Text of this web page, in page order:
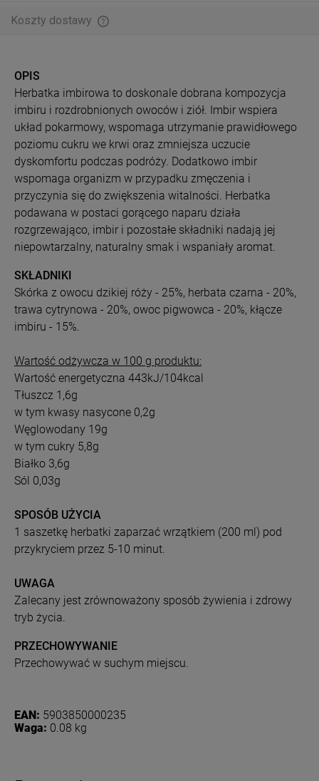
Koszty dostawy
OPIS
Herbatka imbirowa to doskonale dobrana kompozycja
imbiru i rozdrobnionych owoców i ziół. Imbir wspiera
układ pokarmowy, wspomaga utrzymanie prawidłowego
poziomu cukru we krwi oraz zmniejsza uczucie
dyskomfortu podczas podróży. Dodatkowo imbir
wspomaga organizm w przypadku zmęczenia i
przyczynia się do zwiększenia witalności. Herbatka
podawana w postaci gorącego naparu działa
rozgrzewająco, imbir i pozostałe składniki nadają jej
niepowtarzalny, naturalny smak i wspaniały aromat.
SKŁADNIKI
Skórka z owocu dzikiej róży - 25%, herbata czarna - 20%,
trawa cytrynowa - 20%, owoc pigwowca - 20%, kłącze
imbiru - 15%.
Wartość odżywcza w 100 g produktu:
Wartość energetyczna 443kJ/104kcal
Tłuszcz 1,6g
w tym kwasy nasycone 0,2g
Węglowodany 19g
w tym cukry 5,8g
Białko 3,6g
Sól 0,03g
SPOSÓB UŻYCIA
1 saszetkę herbatki zaparzać wrzątkiem (200 ml) pod
przykryciem przez 5-10 minut.
UWAGA
Zalecany jest zrównoważony sposób żywienia i zdrowy
tryb życia.
PRZECHOWYWANIE
Przechowywać w suchym miejscu.
EAN: 5903850000235
Waga: 0.08 kg